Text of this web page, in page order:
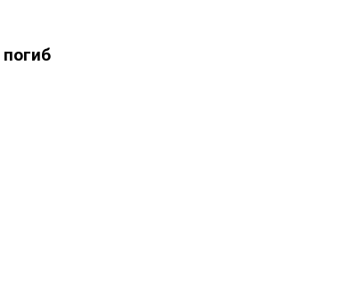
погиб